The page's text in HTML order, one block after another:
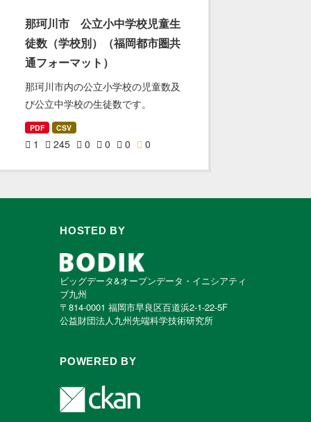
那珂川市 公立小中学校児童生
徒数（学校別）（福岡都市圏共
通フォーマット）
那珂川市内の公立小学校の児童数及
び公立中学校の生徒数です。
PDF CSV
1 245 0 0 0 0
HOSTED BY
ビッグデータ&オープンデータ・イニシアティ
ブ九州
〒814-0001 福岡市早良区百道浜2-1-22-5F
公益財団法人九州先端科学技術研究所
POWERED BY